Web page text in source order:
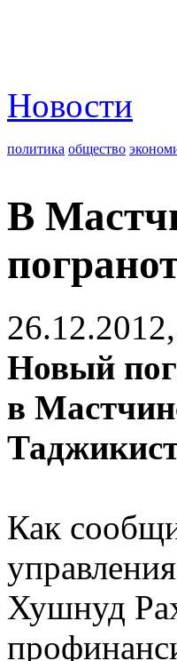
Новости
политика общество
В
Новый
в
Как
Хушнуд